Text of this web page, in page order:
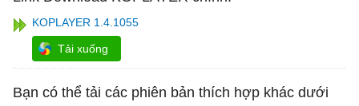
KOPLAYER 1.4.1055
Tải xuống
Bạn có thể tải các phiên bản thích hợp khác dưới